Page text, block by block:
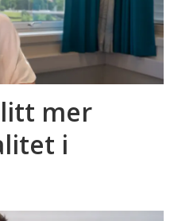
mer
i